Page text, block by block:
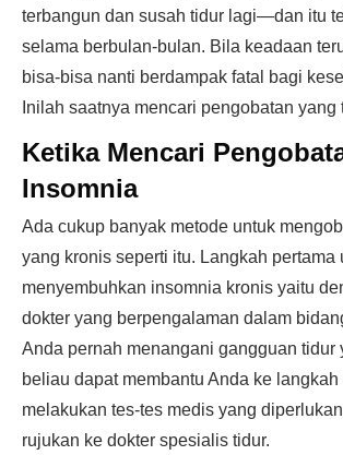
terbangun dan susah tidur lagi—dan itu
selama berbulan-bulan. Bila keadaan
bisa-bisa nanti berdampak fatal bagi
Inilah saatnya mencari pengobatan yang
Ketika Mencari
Insomnia
Ada cukup banyak metode untuk
yang kronis seperti itu. Langkah pertama
menyembuhkan insomnia kronis yaitu
dokter yang berpengalaman dalam
Anda pernah menangani gangguan tidur
beliau dapat membantu Anda ke
melakukan tes-tes medis yang
rujukan ke dokter spesialis tidur.